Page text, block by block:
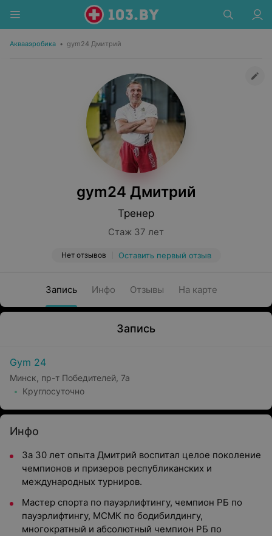
Аквааэробика • gym24 Дмитрий
gym24 Дмитрий
Тренер
Стаж 37 лет
Нет отзывов Оставить первый отзыв
Запись Инфо Отзывы На карте
Запись
Gym 24
Минск, пр-т Победителей, 7а
Круглосуточно
Инфо
За 30 лет опыта Дмитрий воспитал целое поколение
чемпионов и призеров республиканских и
международных турниров.
Мастер спорта по пауэрлифтингу, чемпион РБ по
пауэрлифтингу, МСМК по бодибилдингу,
многократный и абсолютный чемпион РБ по